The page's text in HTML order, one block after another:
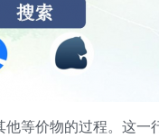
等价物的过程。这一